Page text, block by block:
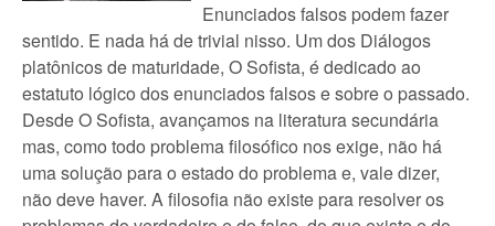
Enunciados falsos podem fazer
sentido. E nada há de trivial nisso. Um dos Diálogos
platônicos de maturidade, O Sofista, é dedicado ao
estatuto lógico dos enunciados falsos e sobre o passado.
Desde O Sofista, avançamos na literatura secundária
mas, como todo problema filosófico nos exige, não há
uma solução para o estado do problema e, vale dizer,
não deve haver. A filosofia não existe para resolver os